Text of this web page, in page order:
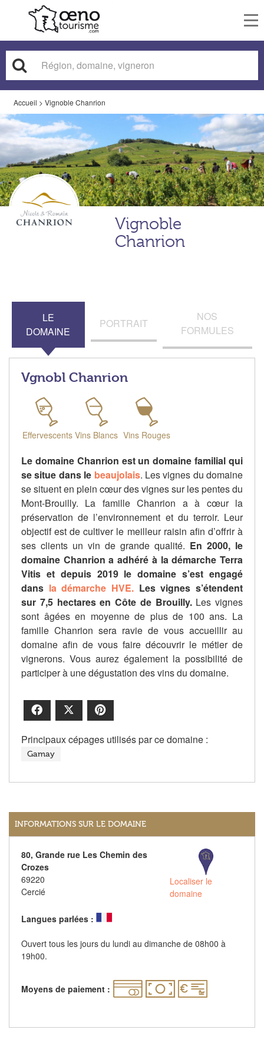
Accueil > Vignoble Chanrion
Vignoble
Chanrion
LE
DOMAINE
PORTRAIT
NOS
FORMULES
Vgnobl Chanrion
Effervescents Vins Blancs Vins Rouges
Le domaine Chanrion est un domaine familial qui
se situe dans le beaujolais. Les vignes du domaine
se situent en plein cœur des vignes sur les pentes du
Mont-Brouilly. La famille Chanrion a à cœur la
préservation de l’environnement et du terroir. Leur
objectif est de cultiver le meilleur raisin afin d’offrir à
ses clients un vin de grande qualité. En 2000, le
domaine Chanrion a adhéré à la démarche Terra
Vitis et depuis 2019 le domaine s’est engagé
dans la démarche HVE. Les vignes s’étendent
sur 7,5 hectares en Côte de Brouilly.Les vignes
sont âgées en moyenne de plus de 100 ans. La
famille Chanrion sera ravie de vous accueillir au
domaine afin de vous faire découvrir le métier de
vignerons. Vous aurez également la possibilité de
participer à une dégustation des vins du domaine.
Facebook
Principaux cépages utilisés par ce domaine :
Gamay
INFORMATIONS SUR LE DOMAINE
80, Grande rue Les Chemin des
Crozes
69220
Cercié
Localiser le
domaine
Langues parlées :
Ouvert tous les jours du lundi au dimanche de 08h00 à
19h00.
Moyens de paiement :